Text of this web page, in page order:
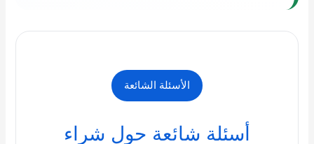
الأسئلة الشائعة
أسئلة شائعة حول شراء